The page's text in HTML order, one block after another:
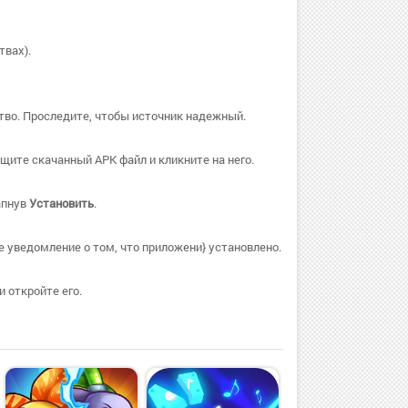
Проследите, чтобы источник надежный.
скачанный APK файл и кликните на него.
Установить.
о том, что приложени} установлено.
его.